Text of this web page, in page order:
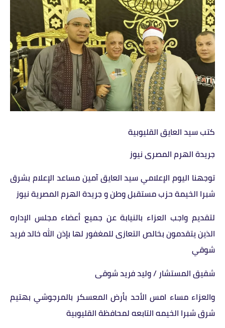
كتب سيد العايق القليوبية
جريدة الهرم المصرى نيوز
توجهنا اليوم الإعلامي سيد العايق آمين مساعد الإعلام بشرق
شبرا الخيمة حزب مستقبل وطن و جريدة الهرم المصرية نيوز
لتقديم واجب العزاء بالنيابة عن جميع أعضاء مجلس الإداره
الذين يتقدمون بخالص التعازى للمغفور لها بإذن الله خالد فريد
شوقي
شقيق المستشار / وليد فريد شوقى
والعزاء مساء امس الأحد بأرض المعسكر بالمرجوشي بهتيم
شرق شبرا الخيمه التابعه لمحافظة القليوبية